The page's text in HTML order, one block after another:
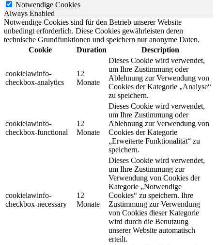
Notwendige Cookies
Always Enabled
Notwendige Cookies sind für den Betrieb unserer Website
unbedingt erforderlich. Diese Cookies gewährleisten deren
technische Grundfunktionen und speichern nur anonyme Daten.
Cookie
Duration Description
cookielawinfo-
checkbox-analytics
12
Monate
Dieses Cookie wird verwendet,
um Ihre Zustimmung oder
Ablehnung zur Verwendung von
Cookies der Kategorie „Analyse“
zu speichern.
cookielawinfo-
checkbox-functional
12
Monate
Dieses Cookie wird verwendet,
um Ihre Zustimmung oder
Ablehnung zur Verwendung von
Cookies der Kategorie
„Erweiterte Funktionalität“ zu
speichern.
cookielawinfo-
checkbox-necessary
12
Monate
Dieses Cookie wird verwendet,
um Ihre Zustimmung zur
Verwendung von Cookies der
Kategorie „Notwendige
Cookies“ zu speichern. Ihre
Zustimmung zur Verwendung
von Cookies dieser Kategorie
wird durch die Benutzung
unserer Website automatisch
erteilt.